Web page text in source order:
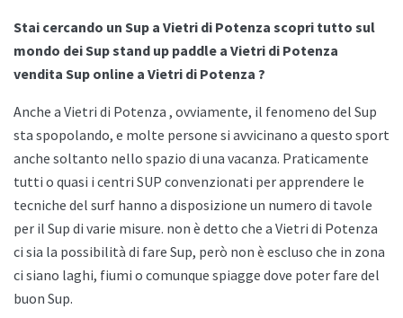
Stai cercando un Sup a Vietri di Potenza scopri tutto sul
mondo dei Sup stand up paddle a Vietri di Potenza
vendita Sup online a Vietri di Potenza ?
Anche a Vietri di Potenza , ovviamente, il fenomeno del Sup
sta spopolando, e molte persone si avvicinano a questo sport
anche soltanto nello spazio di una vacanza. Praticamente
tutti o quasi i centri SUP convenzionati per apprendere le
tecniche del surf hanno a disposizione un numero di tavole
per il Sup di varie misure. non è detto che a Vietri di Potenza
ci sia la possibilità di fare Sup, però non è escluso che in zona
ci siano laghi, fiumi o comunque spiagge dove poter fare del
buon Sup.